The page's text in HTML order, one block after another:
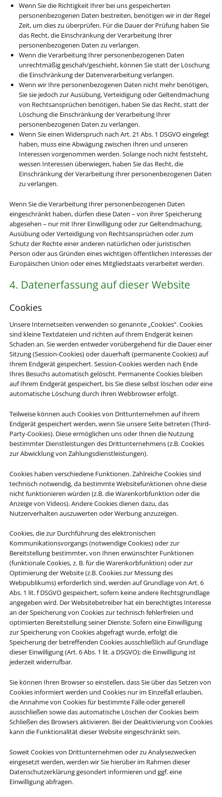
Wenn Sie die Richtigkeit Ihrer bei uns gespeicherten
personenbezogenen Daten bestreiten, benötigen wir in der Regel
Zeit, um dies zu überprüfen. Für die Dauer der Prüfung haben Sie
das Recht, die Einschränkung der Verarbeitung Ihrer
personenbezogenen Daten zu verlangen.
Wenn die Verarbeitung Ihrer personenbezogenen Daten
unrechtmäßig geschah/geschieht, können Sie statt der Löschung
die Einschränkung der Datenverarbeitung verlangen.
Wenn wir Ihre personenbezogenen Daten nicht mehr benötigen,
Sie sie jedoch zur Ausübung, Verteidigung oder Geltendmachung
von Rechtsansprüchen benötigen, haben Sie das Recht, statt der
Löschung die Einschränkung der Verarbeitung Ihrer
personenbezogenen Daten zu verlangen.
Wenn Sie einen Widerspruch nach Art. 21 Abs. 1 DSGVO eingelegt
haben, muss eine Abwägung zwischen Ihren und unseren
Interessen vorgenommen werden. Solange noch nicht feststeht,
wessen Interessen überwiegen, haben Sie das Recht, die
Einschränkung der Verarbeitung Ihrer personenbezogenen Daten
zu verlangen.
Wenn Sie die Verarbeitung Ihrer personenbezogenen Daten
eingeschränkt haben, dürfen diese Daten – von ihrer Speicherung
abgesehen – nur mit Ihrer Einwilligung oder zur Geltendmachung,
Ausübung oder Verteidigung von Rechtsansprüchen oder zum
Schutz der Rechte einer anderen natürlichen oder juristischen
Person oder aus Gründen eines wichtigen öffentlichen Interesses der
Europäischen Union oder eines Mitgliedstaats verarbeitet werden.
4. Datenerfassung auf dieser Website
Cookies
Unsere Internetseiten verwenden so genannte „Cookies“. Cookies
sind kleine Textdateien und richten auf Ihrem Endgerät keinen
Schaden an. Sie werden entweder vorübergehend für die Dauer einer
Sitzung (Session-Cookies) oder dauerhaft (permanente Cookies) auf
Ihrem Endgerät gespeichert. Session-Cookies werden nach Ende
Ihres Besuchs automatisch gelöscht. Permanente Cookies bleiben
auf Ihrem Endgerät gespeichert, bis Sie diese selbst löschen oder eine
automatische Löschung durch Ihren Webbrowser erfolgt.
Teilweise können auch Cookies von Drittunternehmen auf Ihrem
Endgerät gespeichert werden, wenn Sie unsere Seite betreten (Third-
Party-Cookies). Diese ermöglichen uns oder Ihnen die Nutzung
bestimmter Dienstleistungen des Drittunternehmens (z.B. Cookies
zur Abwicklung von Zahlungsdienstleistungen).
Cookies haben verschiedene Funktionen. Zahlreiche Cookies sind
technisch notwendig, da bestimmte Websitefunktionen ohne diese
nicht funktionieren würden (z.B. die Warenkorbfunktion oder die
Anzeige von Videos). Andere Cookies dienen dazu, das
Nutzerverhalten auszuwerten oder Werbung anzuzeigen.
Cookies, die zur Durchführung des elektronischen
Kommunikationsvorgangs (notwendige Cookies) oder zur
Bereitstellung bestimmter, von Ihnen erwünschter Funktionen
(funktionale Cookies, z. B. für die Warenkorbfunktion) oder zur
Optimierung der Website (z.B. Cookies zur Messung des
Webpublikums) erforderlich sind, werden auf Grundlage von Art. 6
Abs. 1 lit. f DSGVO gespeichert, sofern keine andere Rechtsgrundlage
angegeben wird. Der Websitebetreiber hat ein berechtigtes Interesse
an der Speicherung von Cookies zur technisch fehlerfreien und
optimierten Bereitstellung seiner Dienste. Sofern eine Einwilligung
zur Speicherung von Cookies abgefragt wurde, erfolgt die
Speicherung der betreffenden Cookies ausschließlich auf Grundlage
dieser Einwilligung (Art. 6 Abs. 1 lit. a DSGVO); die Einwilligung ist
jederzeit widerrufbar.
Sie können Ihren Browser so einstellen, dass Sie über das Setzen von
Cookies informiert werden und Cookies nur im Einzelfall erlauben,
die Annahme von Cookies für bestimmte Fälle oder generell
ausschließen sowie das automatische Löschen der Cookies beim
Schließen des Browsers aktivieren. Bei der Deaktivierung von Cookies
kann die Funktionalität dieser Website eingeschränkt sein.
Soweit Cookies von Drittunternehmen oder zu Analysezwecken
eingesetzt werden, werden wir Sie hierüber im Rahmen dieser
Datenschutzerklärung gesondert informieren und ggf. eine
Einwilligung abfragen.